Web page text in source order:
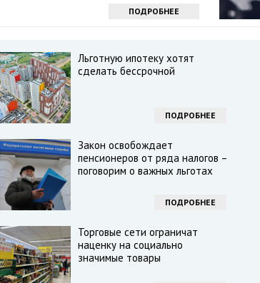
ПОДРОБНЕЕ
Льготную ипотеку хотят
сделать бессрочной
ПОДРОБНЕЕ
Закон освобождает
пенсионеров от ряда налогов –
поговорим о важных льготах
ПОДРОБНЕЕ
Торговые сети ограничат
наценку на социально
значимые товары